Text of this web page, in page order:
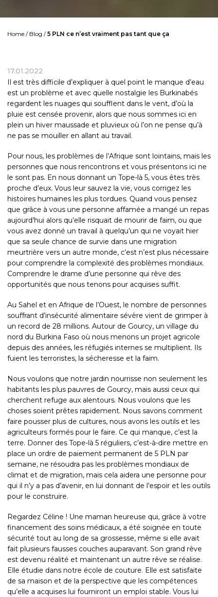
Home / Blog /5 PLN ce n’est vraiment pas tant que ça
17.01.2022
Il est très difficile d’expliquer à quel point le manque d’eau
est un problème et avec quelle nostalgie les Burkinabés
regardent les nuages ​​qui soufflent dans le vent, d’où la
pluie est censée provenir, alors que nous sommes ici en
plein un hiver maussade et pluvieux où l’on ne pense qu’à
ne pas se mouiller en allant au travail.
Pour nous, les problèmes de l’Afrique sont lointains, mais les
personnes que nous rencontrons et vous présentons ici ne
le sont pas. En nous donnant un Tope-là 5, vous êtes très
proche d’eux. Vous leur sauvez la vie, vous corrigez les
histoires humaines les plus tordues. Quand vous pensez
que grâce à vous une personne affamée a mangé un repas
aujourd’hui alors qu’elle risquait de mourir de faim, ou que
vous avez donné un travail à quelqu’un qui ne voyait hier
que sa seule chance de survie dans une migration
meurtrière vers un autre monde, c’est n’est plus nécessaire
pour comprendre la complexité des problèmes mondiaux.
Comprendre le drame d’une personne qui rêve des
opportunités que nous tenons pour acquises suffit.
Au Sahel et en Afrique de l’Ouest, le nombre de personnes
souffrant d’insécurité alimentaire sévère vient de grimper à
un record de 28 millions. Autour de Gourcy, un village du
nord du Burkina Faso où nous menons un projet agricole
depuis des années, les réfugiés internes se multiplient. Ils
fuient les terroristes, la sécheresse et la faim.
Nous voulons que notre jardin nourrisse non seulement les
habitants les plus pauvres de Gourcy, mais aussi ceux qui
cherchent refuge aux alentours. Nous voulons que les
choses soient prêtes rapidement. Nous savons comment
faire pousser plus de cultures, nous avons les outils et les
agriculteurs formés pour le faire. Ce qui manque, c’est la
terre. Donner des Tope-là 5 réguliers, c’est-à-dire mettre en
place un ordre de paiement permanent de 5 PLN par
semaine, ne résoudra pas les problèmes mondiaux de
climat et de migration, mais cela aidera une personne pour
qui il n’y a pas d’avenir, en lui donnant de l’espoir et les outils
pour le construire.
Regardez Céline ! Une maman heureuse qui, grâce à votre
financement des soins médicaux, a été soignée en toute
sécurité tout au long de sa grossesse, même si elle avait
fait plusieurs fausses couches auparavant. Son grand rêve
est devenu réalité et maintenant un autre rêve se réalise.
Elle étudie dans notre école de couture. Elle est satisfaite
de sa maison et de la perspective que les compétences
qu’elle a acquises lui fourniront un emploi stable. Vous lui